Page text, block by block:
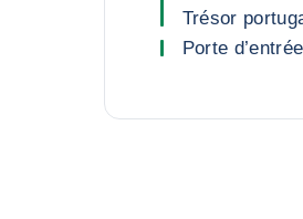
Trésor
Porte